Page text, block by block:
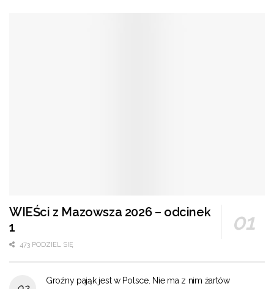
WIEŚci z Mazowsza 2026 – odcinek
1
473 PODZIEL SIĘ
Groźny pająk jest w Polsce. Nie ma z nim żartów